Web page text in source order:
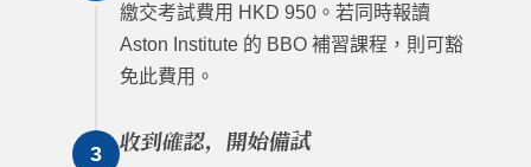
繳交考試費用 HKD 950。若同時報讀
Aston Institute 的 BBO 補習課程，則可豁
免此費用。
3
收到確認，開始備試